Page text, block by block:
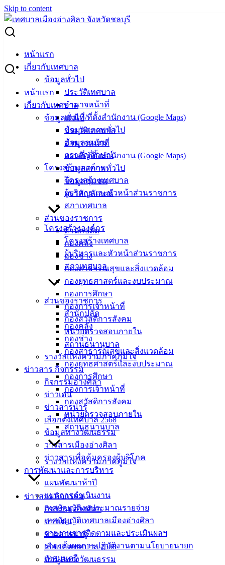
Skip to content
หน้าแรก
เกี่ยวกับเทศบาล
ข้อมูลทั่วไป
ประวัติเทศบาล
อำนาจหน้าที่
แผนที่/ที่ตั้งสำนักงาน (Google Maps)
ข้อมูลสภาพทั่วไป
ข้อมูลชุมชน
ตราสัญลักษณ์
โครงสร้างองค์กร
โครงสร้างเทศบาล
ผู้บริหารและหัวหน้าส่วนราชการ
สภาเทศบาล
ส่วนของราชการ
สำนักปลัด
กองคลัง
กองช่าง
กองสาธารณสุขและสิ่งแวดล้อม
กองยุทธศาสตร์และงบประมาณ
กองการศึกษา
กองการเจ้าหน้าที่
กองสวัสดิการสังคม
หน่วยตรวจสอบภายใน
สถานธนานุบาล
รางวัลแห่งความภาคภูมิใจ
ข่าวสาร กิจกรรม
กิจกรรมอ่างศิลา
ข่าวเด่น
ข่าวสารน่ารู้
เลือกตั้งเทศบาล 2568
ข้อมูลทางวัฒนธรรม
วารสารเมืองอ่างศิลา
ข่าวสารเพื่อคุ้มครองผู้บริโภค
การพัฒนาและการบริหาร
แผนพัฒนาห้าปี
แผนการดำเนินงาน
เทศบัญญัติงบประมาณรายจ่าย
เทศบัญญัติเทศบาลเมืองอ่างศิลา
รายงานการติดตามและประเมินผลฯ
รายงานผลการปฏิบัติงานตามนโยบายนายก
เทศมนตรี
หน้าแรก
เกี่ยวกับเทศบาล
ข้อมูลทั่วไป
ประวัติเทศบาล
อำนาจหน้าที่
แผนที่/ที่ตั้งสำนักงาน (Google Maps)
ข้อมูลสภาพทั่วไป
ข้อมูลชุมชน
ตราสัญลักษณ์
โครงสร้างองค์กร
โครงสร้างเทศบาล
ผู้บริหารและหัวหน้าส่วนราชการ
สภาเทศบาล
ส่วนของราชการ
สำนักปลัด
กองคลัง
กองช่าง
กองสาธารณสุขและสิ่งแวดล้อม
กองยุทธศาสตร์และงบประมาณ
กองการศึกษา
กองการเจ้าหน้าที่
กองสวัสดิการสังคม
หน่วยตรวจสอบภายใน
สถานธนานุบาล
รางวัลแห่งความภาคภูมิใจ
ข่าวสาร กิจกรรม
กิจกรรมอ่างศิลา
ข่าวเด่น
ข่าวสารน่ารู้
เลือกตั้งเทศบาล 2568
ข้อมูลทางวัฒนธรรม
Search for:
ผู้ชนะการเสนอราคา ทำตรายาง
ผู้ชนะการเสนอราคา ทำตรายาง
กันยายน 1, 2025กันยายน 1, 2025
ประกาศผู้ชนะ
จ้างทำตรายาง จำนวน 4 รายการ ดาวน์โหลด
อ.เมือง จ.ชลบุรี
ประชาชน
ดาวน์โหลด
แบบ
ฟอร์ม,
เอกสาร
คู่มือ
สำหรับ
ประชาชน/
คู่มือการ
ปฏิบัติ
งาน
ข่าวสาร
น่ารู้
ศุนย์
ข้อมูล